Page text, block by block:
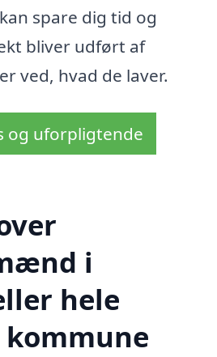
spare dig tid og
bliver udført af
ved, hvad de laver.
og uforpligtende
i
hele